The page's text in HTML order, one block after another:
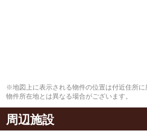
※地図上に表示される物件の位置は付近住所
物件所在地とは異なる場合がございます。
周辺施設